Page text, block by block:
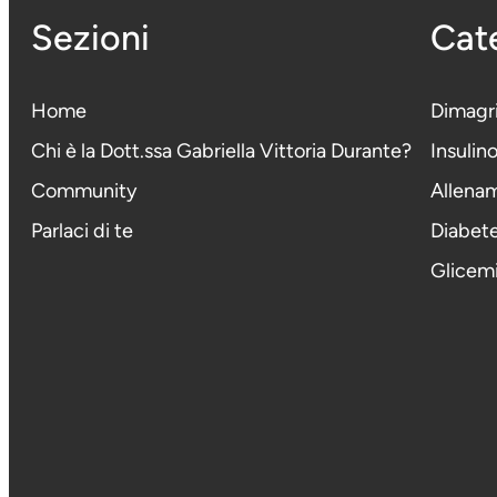
Sezioni
Home
Chi è la Dott.ssa Gabriella Vittoria Durante?
Community
Parlaci di te